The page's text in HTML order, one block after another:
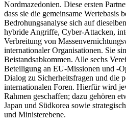
Nordmazedonien. Diese ersten
dass sie die gemeinsame Wertebasis
Bedrohungsanalyse sich auf
hybride Angriffe, Cyber-Attacken,
Verbreitung von
interna­tionaler Organisationen. Sie
Beistandsabkommen. Alle sechs
Beteiligung an EU-Missionen und
Dialog zu Sicherheitsfragen und die
internationalen Foren. Hierfür wird
Rah­men geschaffen; dazu gehören
Japan und Süd­korea sowie
und Ministerebene.